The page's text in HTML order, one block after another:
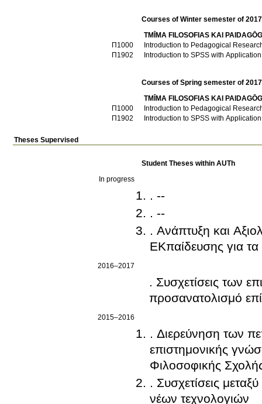
Courses of Winter semester of
TMĪMA FILOSOFIAS KAI
Π1000
Introduction to Pedagogical
Π1902
Introduction to SPSS with
Courses of Spring semester of
TMĪMA FILOSOFIAS KAI
Π1000
Introduction to Pedagogical
Π1902
Introduction to SPSS with
Theses Supervised
Student Theses within AUTh
In progress
. --
. --
. Ανάπτυξη και
ΕΚπαίδευσης για
2016–2017
. Συσχετίσεις των
προσανατολισμό
2015–2016
. Διερεύνηση των
επιστημονικής
Φιλοσοφικής
. Συσχετίσεις
νέων τεχνολογιών